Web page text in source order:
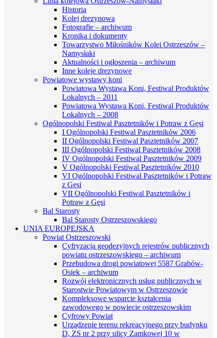
Historia
Kolej drezynowa
Fotografie – archiwum
Kronika i dokumenty
Towarzystwo Miłośników Kolei Ostrzeszów –
Namysłaki
Aktualności i ogłoszenia – archiwum
Inne koleje drezynowe
Powiatowe wystawy koni
Powiatowa Wystawa Koni, Festiwal Produktów
Lokalnych – 2011
Powiatowa Wystawa Koni, Festiwal Produktów
Lokalnych – 2008
Ogólnopolski Festiwal Pasztetników i Potraw z Gęsi
I Ogólnopolski Festiwal Pasztetników 2006
II Ogólnopolski Festiwal Pasztetników 2007
III Ogólnopolski Festiwal Pasztetników 2008
IV Ogólnopolski Festiwal Pasztetników 2009
V Ogólnopolski Festiwal Pasztetników 2010
VI Ogólnopolski Festiwal Pasztetników i Potraw
z Gęsi
VII Ogólnopolski Festiwal Pasztetników i
Potraw z Gęsi
Bal Starosty
Bal Starosty Ostrzeszowskiego
UNIA EUROPEJSKA
Powiat Ostrzeszowski
Cyfryzacja geodezyjnych rejestrów publicznych
powiatu ostrzeszowskiego – archiwum
Przebudowa drogi powiatowej 5587 Grabów-
Osiek – archiwum
Rozwój elektronicznych usług publicznych w
Starostwie Powiatowym w Ostrzeszowie
Kompleksowe wsparcie kształcenia
zawodowego w powiecie ostrzeszowskim
Cyfrowy Powiat
Urządzenie terenu rekreacyjnego przy budynku
D, ZS nr 2 przy ulicy Zamkowej 10 w